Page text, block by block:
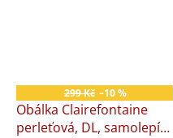
299 Kč –10 %
Obálka Clairefontaine
perleťová, DL, samolepící,